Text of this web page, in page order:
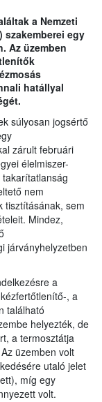
a Nemzeti
szakemberei egy
Az üzemben
hatállyal
súlyosan jogsértő
zárult februári
élelmiszer-
nem
tisztításának, sem
Mindez,
járványhelyzetben
a
, a
található
helyezték, de
a termosztátja
üzemben volt
utaló jelet
míg egy
volt.